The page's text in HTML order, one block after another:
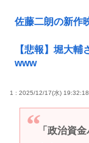
佐藤二朗の新作
【悲報】堀大
www
1 : 2025/12/17(水)
「政治資